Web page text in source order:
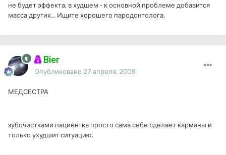
не будет эффекта, в худшем - к основной проблеме добавится
масса других... Ищите хорошего пародонтолога.
Bier
Опубликовано 27 апреля, 2008
МЕДСЕСТРА
зубочистками пациентка просто сама себе сделает карманы и
только ухудшит ситуацию.